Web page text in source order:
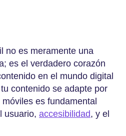
no es meramente una
es el verdadero corazón
en el mundo digital
contenido se adapte por
es fundamental
usuario, accesibilidad, y el